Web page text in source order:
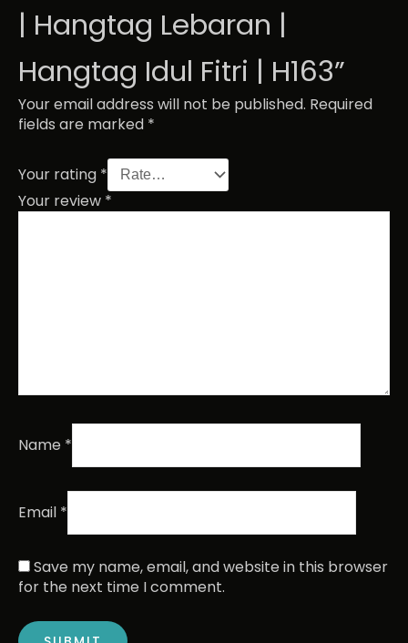
| Hangtag Lebaran |
Hangtag Idul Fitri | H163”
Your email address will not be published. Required
fields are marked *
Your rating *
Your review *
Name *
Email *
Save my name, email, and website in this browser
for the next time I comment.